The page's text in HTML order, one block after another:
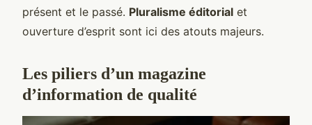
présent et le passé. Pluralisme éditorial et
ouverture d’esprit sont ici des atouts majeurs.
Les piliers d’un magazine
d’information de qualité